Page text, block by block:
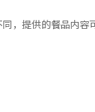
，提供的餐品内容